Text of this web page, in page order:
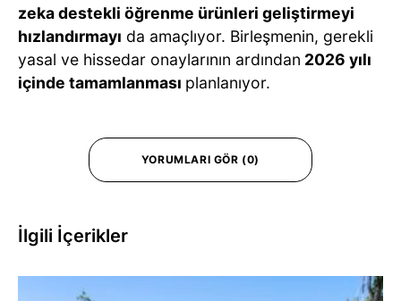
zeka destekli öğrenme ürünleri geliştirmeyi
hızlandırmayı da amaçlıyor. Birleşmenin, gerekli
yasal ve hissedar onaylarının ardından 2026 yılı
içinde tamamlanması planlanıyor.
YORUMLARI GÖR (0)
İlgili İçerikler